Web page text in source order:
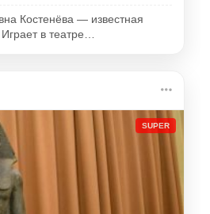
Костенёва — известная
в театре…
SUPER